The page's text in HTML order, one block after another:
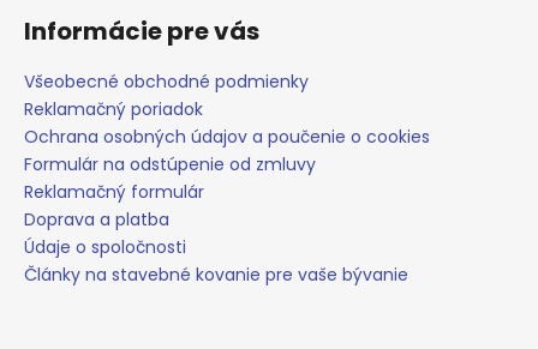
e
n
á
j
s
ť
?
Informácie pre vás
Všeobecné obchodné podmienky
Reklamačný poriadok
Ochrana osobných údajov a poučenie o cookies
Formulár na odstúpenie od zmluvy
Reklamačný formulár
Doprava a platba
Údaje o spoločnosti
Články na stavebné kovanie pre vaše bývanie